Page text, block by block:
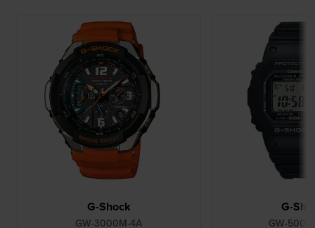
G-Shock
GW-3000M-4A
G-
GW-